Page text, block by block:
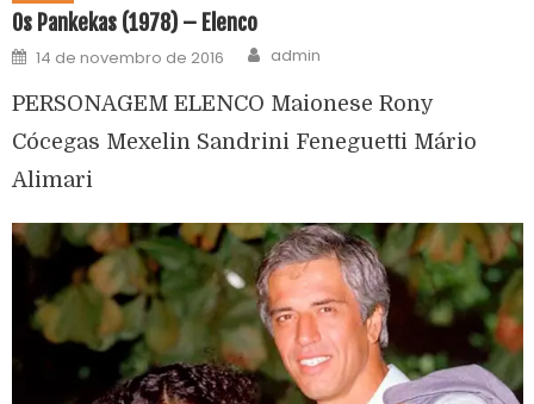
Os Pankekas (1978) – Elenco
14 de novembro de 2016 admin
PERSONAGEM ELENCO Maionese Rony
Cócegas Mexelin Sandrini Feneguetti Mário
Alimari